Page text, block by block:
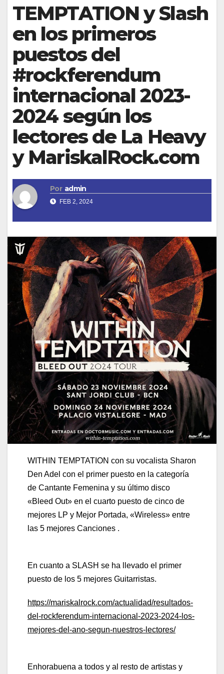
TEMPTATION y Slash
en los primeros
puestos del
#rockferendum
internacional 2023-
2024 según los
lectores de La Heavy
y MariskalRock.com
Por admin
FEB 2, 2024
WITHIN TEMPTATION con su vocalista Sharon
Den Adel con el primer puesto en la categoría
de Cantante Femenina y su último disco
«Bleed Out» en el cuarto puesto de cinco de
mejores LP y Mejor Portada, «Wireless» entre
las 5 mejores Canciones .
En cuanto a SLASH se ha llevado el primer
puesto de los 5 mejores Guitarristas.
https://mariskalrock.com/actualidad/resultados-
del-rockferendum-internacional-2023-2024-los-
mejores-del-ano-segun-nuestros-lectores/
Enhorabuena a todos y al resto de artistas y